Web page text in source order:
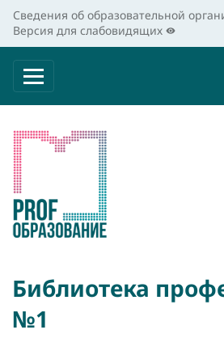
Сведения об образовательной
Версия для слабовидящих
Библиотека
№1